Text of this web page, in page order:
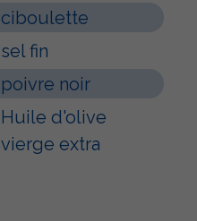
ciboulette
sel fin
poivre noir
Huile d'olive
vierge extra